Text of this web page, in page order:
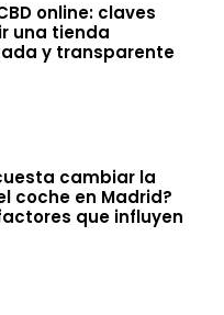
online: claves
una tienda
y transparente
cambiar la
coche en Madrid?
que influyen